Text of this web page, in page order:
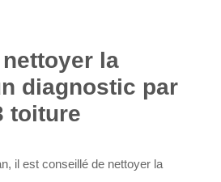
la
diagnostic par
toiture
il est conseillé de nettoyer la